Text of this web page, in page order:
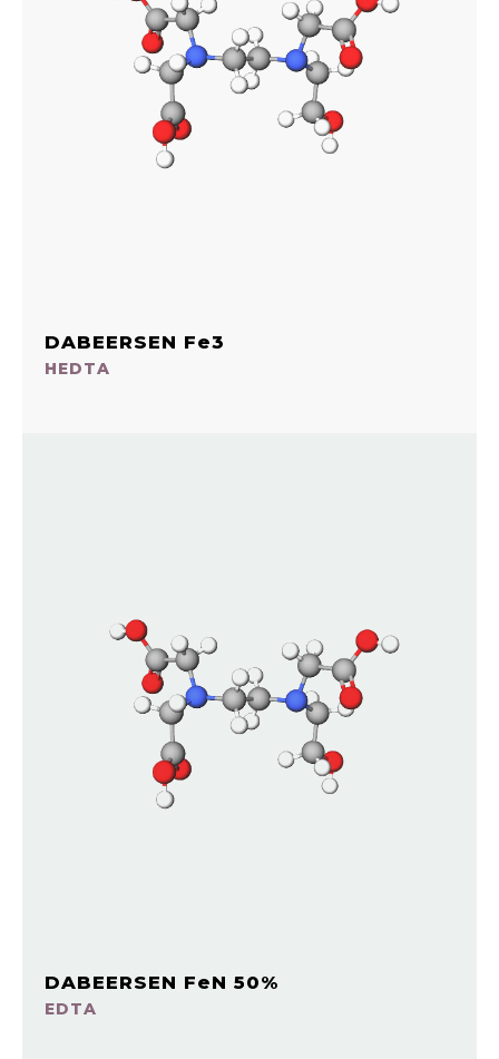
DABEERSEN Fe3
HEDTA
DABEERSEN FeN 50%
EDTA